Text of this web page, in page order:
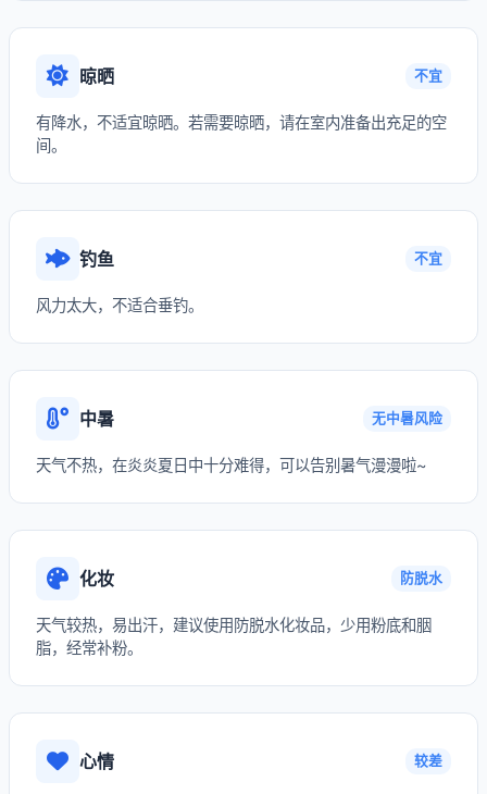
晾晒 不宜
有降水，不适宜晾晒。若需要晾晒，请在室内准备出充足的空
间。
钓鱼 不宜
风力太大，不适合垂钓。
中暑 无中暑风险
天气不热，在炎炎夏日中十分难得，可以告别暑气漫漫啦~
化妆 防脱水
天气较热，易出汗，建议使用防脱水化妆品，少用粉底和胭
脂，经常补粉。
心情 较差